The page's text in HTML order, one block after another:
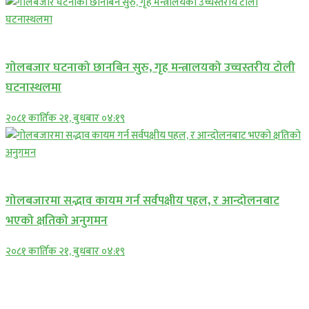
गोलबजार घटनाको छानबिन सुरु, गृह मन्त्रालयको उच्चस्तरीय टोली
घटनास्थलमा
२०८१ कार्तिक २१, बुधबार ०४:१९
गोलबजारमा सद्भाव कायम गर्न सर्वपक्षीय पहल, र आन्दोलनबाट
भएको क्षतिको अनुगमन
२०८१ कार्तिक २१, बुधबार ०४:१९